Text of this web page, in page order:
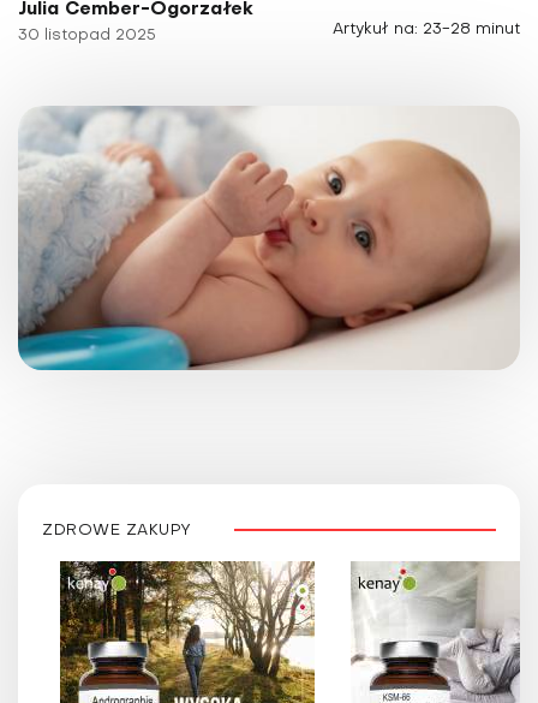
Julia Cember-Ogorzałek
30 listopad 2025 Artykuł na: 23-28 minut
ZDROWE ZAKUPY